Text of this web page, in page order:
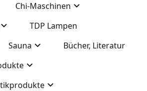
Chi-Maschinen
TDP Lampen
Sauna
Bücher, Literatur